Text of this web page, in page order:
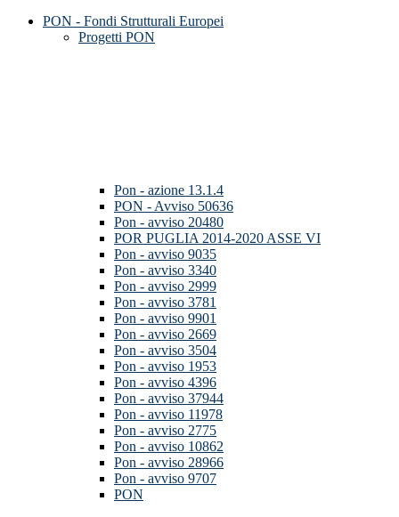
PON - Fondi Strutturali Europei
Progetti PON
Pon - azione 13.1.4
PON - Avviso 50636
Pon - avviso 20480
POR PUGLIA 2014-2020 ASSE VI
Pon - avviso 9035
Pon - avviso 3340
Pon - avviso 2999
Pon - avviso 3781
Pon - avviso 9901
Pon - avviso 2669
Pon - avviso 3504
Pon - avviso 1953
Pon - avviso 4396
Pon - avviso 37944
Pon - avviso 11978
Pon - avviso 2775
Pon - avviso 10862
Pon - avviso 28966
Pon - avviso 9707
PON